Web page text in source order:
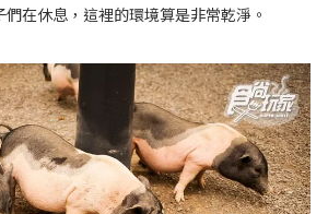
在休息，這裡的環境算是非常乾淨。